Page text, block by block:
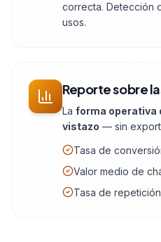
correcta. Detección
usos.
Reporte sobre
La forma operativa
vistazo — sin
Tasa de
Valor medio de
Tasa de